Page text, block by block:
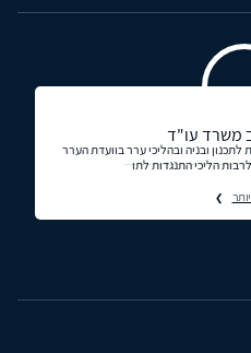
משרד עו"ד
לתכנון ובניה ובהליכי ערר בוועדת הערר
הליכי התנגדות לתו